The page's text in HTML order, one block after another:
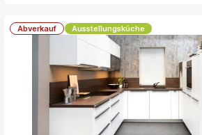
Abverkauf Ausstellungsküche